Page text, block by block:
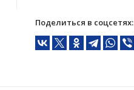
Поделиться в соцсетях: